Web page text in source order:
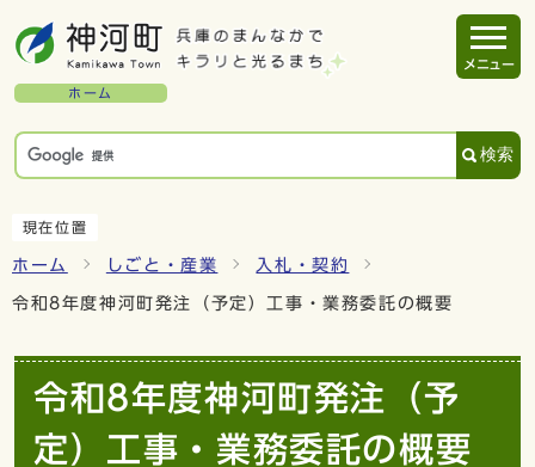
ホーム
検索
メニュー
現在位置
ホーム しごと・産業 入札・契約
令和8年度神河町発注（予定）工事・業務委託の概要
令和8年度神河町発注（予
定）工事・業務委託の概要